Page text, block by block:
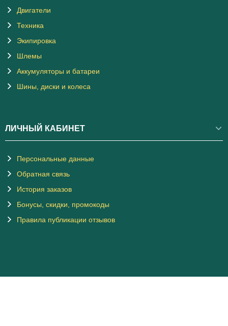
Двигатели
Техника
Экипировка
Шлемы
Аккумуляторы и батареи
Шины, диски и колеса
ЛИЧНЫЙ КАБИНЕТ
Персональные данные
Обратная связь
История заказов
Бонусы, скидки, промокоды
Правила публикации отзывов